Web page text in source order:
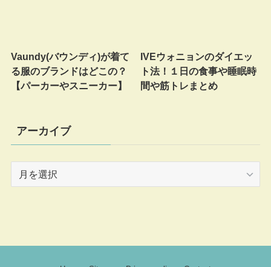
Vaundy(バウンディ)が着て
る服のブランドはどこの？
【パーカーやスニーカー】
IVEウォニョンのダイエッ
ト法！１日の食事や睡眠時
間や筋トレまとめ
アーカイブ